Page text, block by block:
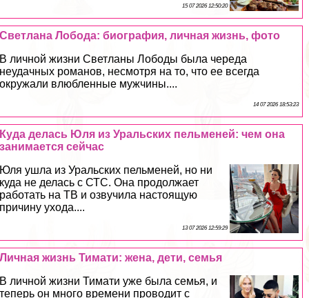
15 07 2026 12:50:20
Светлана Лобода: биография, личная жизнь, фото
В личной жизни Светланы Лободы была череда
неудачных романов, несмотря на то, что ее всегда
окружали влюбленные мужчины....
14 07 2026 18:53:23
Куда делась Юля из Уральских пельменей: чем она
занимается сейчас
Юля ушла из Уральских пельменей, но ни
куда не делась с СТС. Она продолжает
работать на ТВ и озвучила настоящую
причину ухода....
13 07 2026 12:59:29
Личная жизнь Тимати: жена, дети, семья
В личной жизни Тимати уже была семья, и
теперь он много времени проводит с